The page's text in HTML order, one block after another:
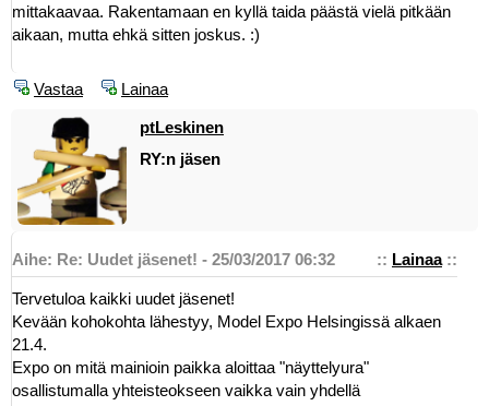
mittakaavaa. Rakentamaan en kyllä taida päästä vielä pitkään
aikaan, mutta ehkä sitten joskus. :)
Vastaa Lainaa
ptLeskinen
RY:n jäsen
:: Lainaa::
Aihe: Re: Uudet jäsenet! - 25/03/2017 06:32
Tervetuloa kaikki uudet jäsenet!
Kevään kohokohta lähestyy, Model Expo Helsingissä alkaen
21.4.
Expo on mitä mainioin paikka aloittaa "näyttelyura"
osallistumalla yhteisteokseen vaikka vain yhdellä